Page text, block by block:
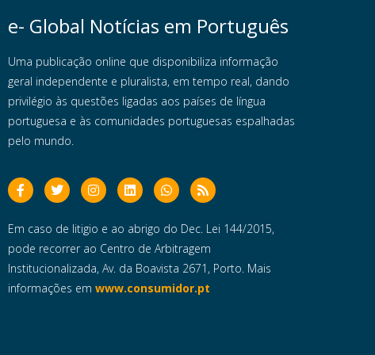
e- Global Notícias em Português
Uma publicação online que disponibiliza informação
geral independente e pluralista, em tempo real, dando
privilégio às questões ligadas aos países de língua
portuguesa e às comunidades portuguesas espalhadas
pelo mundo.
Em caso de litigio e ao abrigo do Dec. Lei 144/2015,
pode recorrer ao Centro de Arbitragem
Institucionalizada, Av. da Boavista 2671, Porto. Mais
informações em www.consumidor.pt